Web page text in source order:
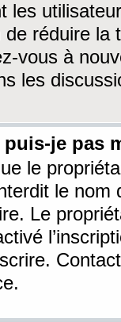
les
réduire la
vous à
les
je pas
le
le nom
Le